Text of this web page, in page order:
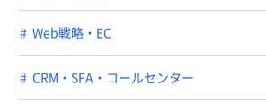
Web戦略・EC
CRM・SFA・コールセンター